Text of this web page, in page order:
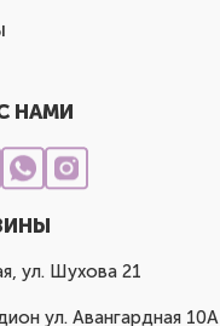
НАМИ
ул. Шухова 21
ул. Авангардная 10А